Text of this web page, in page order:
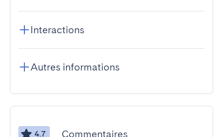
Interactions
Autres informations
4.7 Commentaires